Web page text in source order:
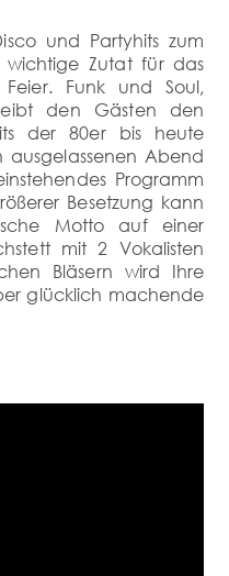
und Partyhits zum
Zutat für das
Funk und Soul,
den Gästen den
der 80er bis heute
Abend
Programm
Besetzung kann
Motto auf einer
mit 2 Vokalisten
Bläsern wird Ihre
glücklich machende